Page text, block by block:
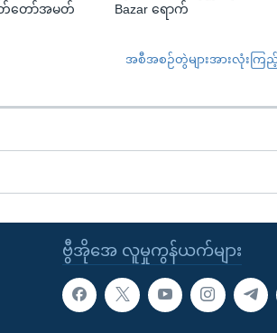
တော်အမတ်
Bazar ရောက်
အစီအစဉ်တွဲများအားလုံးကြ
ဗွီအိုအေ လူမှုကွန်ယက်များ